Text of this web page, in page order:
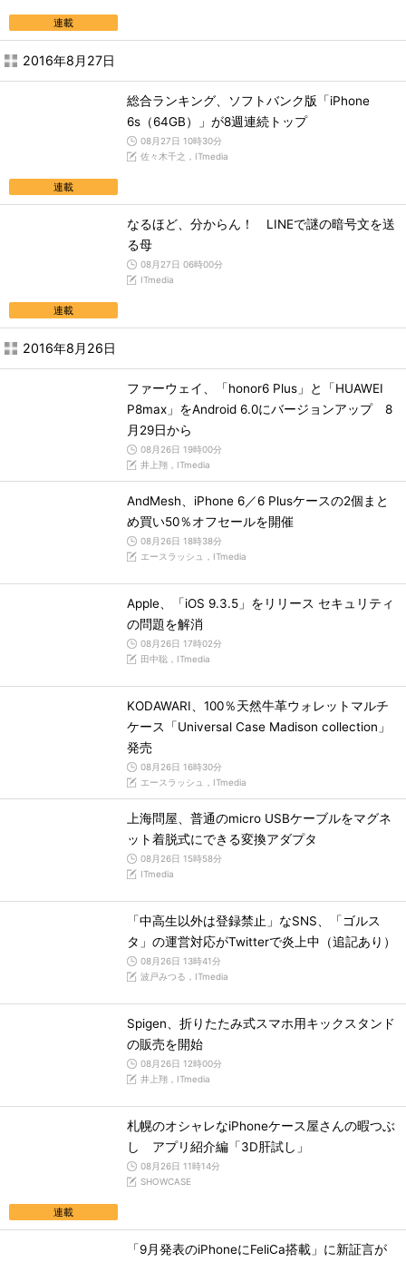
連載
2016年8月27日
連載
総合ランキング、ソフトバンク版「iPhone
6s（64GB）」が8週連続トップ
08月27日 10時30分
佐々木千之，ITmedia
連載
なるほど、分からん！ LINEで謎の暗号文を送
る母
08月27日 06時00分
ITmedia
2016年8月26日
ファーウェイ、「honor6 Plus」と「HUAWEI
P8max」をAndroid 6.0にバージョンアップ 8
月29日から
08月26日 19時00分
井上翔，ITmedia
AndMesh、iPhone 6／6 Plusケースの2個まと
め買い50％オフセールを開催
08月26日 18時38分
エースラッシュ，ITmedia
Apple、「iOS 9.3.5」をリリース セキュリティ
の問題を解消
08月26日 17時02分
田中聡，ITmedia
KODAWARI、100％天然牛革ウォレットマルチ
ケース「Universal Case Madison collection」
発売
08月26日 16時30分
エースラッシュ，ITmedia
上海問屋、普通のmicro USBケーブルをマグネ
ット着脱式にできる変換アダプタ
08月26日 15時58分
ITmedia
「中高生以外は登録禁止」なSNS、「ゴルス
タ」の運営対応がTwitterで炎上中（追記あり）
08月26日 13時41分
波戸みつる，ITmedia
Spigen、折りたたみ式スマホ用キックスタンド
の販売を開始
08月26日 12時00分
井上翔，ITmedia
連載
札幌のオシャレなiPhoneケース屋さんの暇つぶ
し アプリ紹介編「3D肝試し」
08月26日 11時14分
SHOWCASE
「9月発表のiPhoneにFeliCa搭載」に新証言が